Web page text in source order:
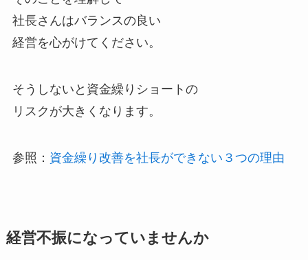
社長さんはバランスの良い
経営を心がけてください。
そうしないと資金繰りショートの
リスクが大きくなります。
参照： 資金繰り改善を社長ができない３つの理由
経営不振になっていませんか